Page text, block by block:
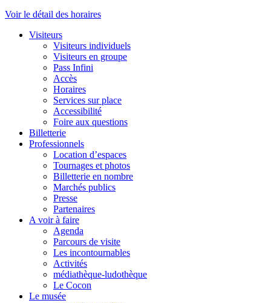
Voir le détail des horaires
Visiteurs
Visiteurs individuels
Visiteurs en groupe
Pass Infini
Accès
Horaires
Services sur place
Accessibilité
Foire aux questions
Billetterie
Professionnels
Location d’espaces
Tournages et photos
Billetterie en nombre
Marchés publics
Presse
Partenaires
A voir à faire
Agenda
Parcours de visite
Les incontournables
Activités
médiathèque-ludothèque
Le Cocon
Le musée